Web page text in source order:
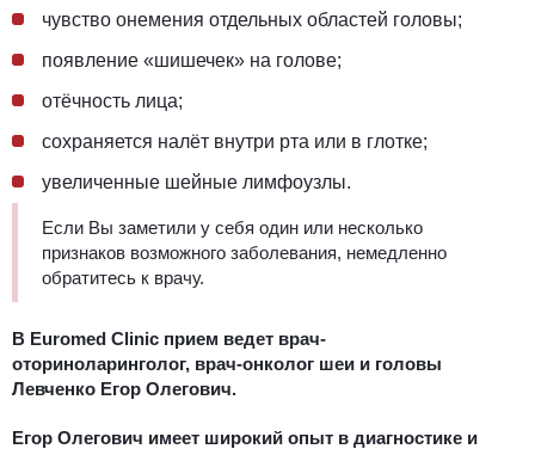
чувство онемения отдельных областей головы;
появление «шишечек» на голове;
отёчность лица;
сохраняется налёт внутри рта или в глотке;
увеличенные шейные лимфоузлы.
Если Вы заметили у себя один или несколько
признаков возможного заболевания, немедленно
обратитесь к врачу.
В Euromed Clinic прием ведет врач-
оториноларинголог, врач-онколог шеи и головы
Левченко Егор Олегович.
Егор Олегович имеет широкий опыт в диагностике и